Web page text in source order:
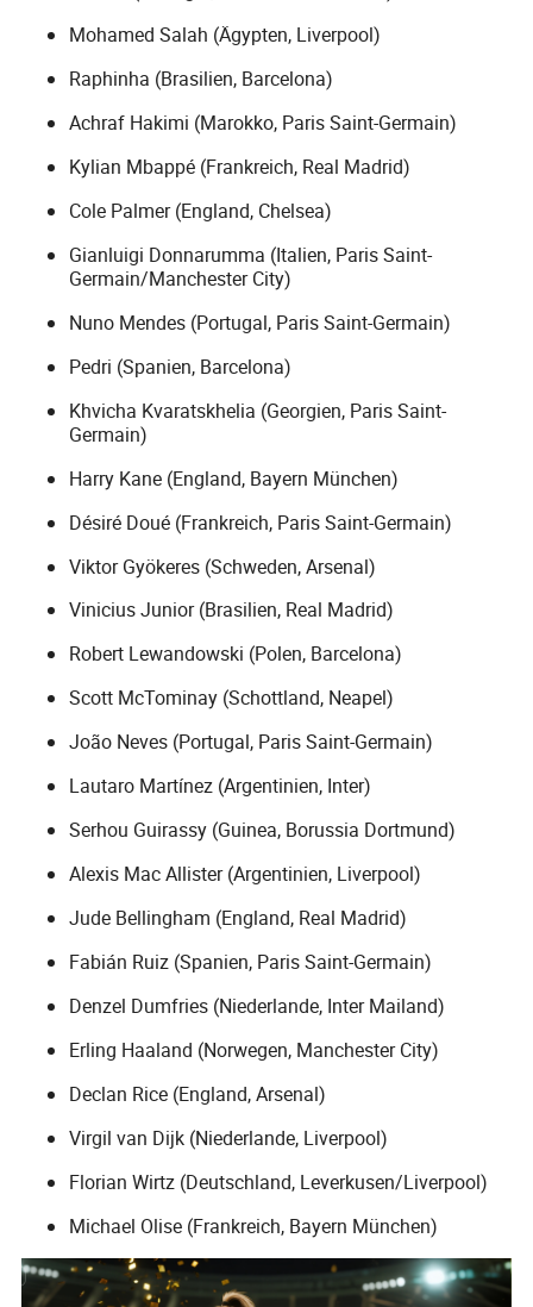
Mohamed Salah (Ägypten, Liverpool)
Raphinha (Brasilien, Barcelona)
Achraf Hakimi (Marokko, Paris Saint-Germain)
Kylian Mbappé (Frankreich, Real Madrid)
Cole Palmer (England, Chelsea)
Gianluigi Donnarumma (Italien, Paris Saint-
Germain/Manchester City)
Nuno Mendes (Portugal, Paris Saint-Germain)
Pedri (Spanien, Barcelona)
Khvicha Kvaratskhelia (Georgien, Paris Saint-
Germain)
Harry Kane (England, Bayern München)
Désiré Doué (Frankreich, Paris Saint-Germain)
Viktor Gyökeres (Schweden, Arsenal)
Vinicius Junior (Brasilien, Real Madrid)
Robert Lewandowski (Polen, Barcelona)
Scott McTominay (Schottland, Neapel)
João Neves (Portugal, Paris Saint-Germain)
Lautaro Martínez (Argentinien, Inter)
Serhou Guirassy (Guinea, Borussia Dortmund)
Alexis Mac Allister (Argentinien, Liverpool)
Jude Bellingham (England, Real Madrid)
Fabián Ruiz (Spanien, Paris Saint-Germain)
Denzel Dumfries (Niederlande, Inter Mailand)
Erling Haaland (Norwegen, Manchester City)
Declan Rice (England, Arsenal)
Virgil van Dijk (Niederlande, Liverpool)
Florian Wirtz (Deutschland, Leverkusen/Liverpool)
Michael Olise (Frankreich, Bayern München)